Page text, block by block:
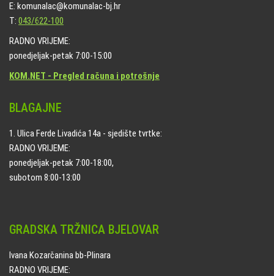
E: komunalac@komunalac-bj.hr
T: 043/622-100
RADNO VRIJEME:
ponedjeljak-petak 7:00-15:00
KOM.NET - Pregled računa i potrošnje
BLAGAJNE
1. Ulica Ferde Livadića 14a - sjedište tvrtke:
RADNO VRIJEME:
ponedjeljak-petak 7:00-18:00,
subotom 8:00-13:00
GRADSKA TRŽNICA BJELOVAR
Ivana Kozarčanina bb-Plinara
RADNO VRIJEME: